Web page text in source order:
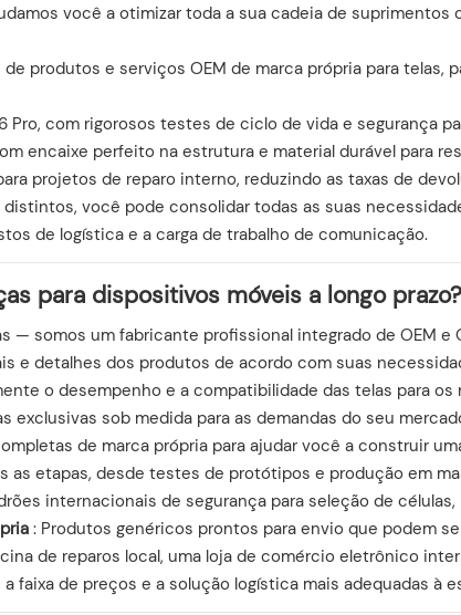
você a otimizar toda a sua cadeia de
de produtos e serviços OEM de marca própria para
Pro, com rigorosos testes de ciclo de vida e segurança
encaixe perfeito na estrutura e material durável para
projetos de reparo interno, reduzindo as taxas de
você pode consolidar todas as suas
de logística e a carga de trabalho de comunicação.
para dispositivos móveis a longo prazo?
somos um fabricante profissional integrado de OEM e
e detalhes dos produtos de acordo com suas
o desempenho e a compatibilidade das telas para
exclusivas sob medida para as demandas do seu
de marca própria para ajudar você a construir
as etapas, desde testes de protótipos e produção em
internacionais de segurança para seleção de
: Produtos genéricos prontos para envio que podem
de reparos local, uma loja de comércio eletrônico
faixa de preços e a solução logística mais adequadas à